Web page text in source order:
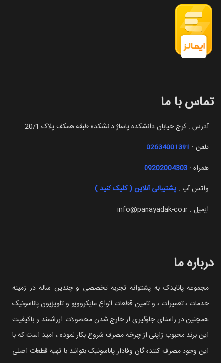
تماس با ما
آدرس : کرج خیابان دانشکده پاساژ دانشکده طبقه همکف پلاک 20/1
تلفن : 02634001391
همراه : 09202004303
واتس آپ : پشتیبانی آنلاین ( کلیک کنید )
ایمیل : info@panayadak-co.ir
درباره ما
مجموعه پانایدک به پشتوانه تجربه تخصصی و چندین ساله در زمینه
خدمات ، تعمیرات ، و تامین قطعات انواع مایکروویو و تلویزیون پاناسونیک
همچنین در راستای جلوگیری از خارج شدن محصولات ارزشمند و باکیفیت
این برند محبوب ژاپنی از چرخه مصرف شروع بکار نموده ، امید است که با
این وجود مصرف کننده گان وفادار پاناسونیک بتوانند با تهیه قطعات اصلی